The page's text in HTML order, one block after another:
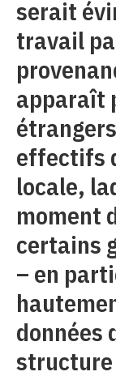
serait
travail
apparaît
effectifs
locale,
moment
certains
– en
données
structure